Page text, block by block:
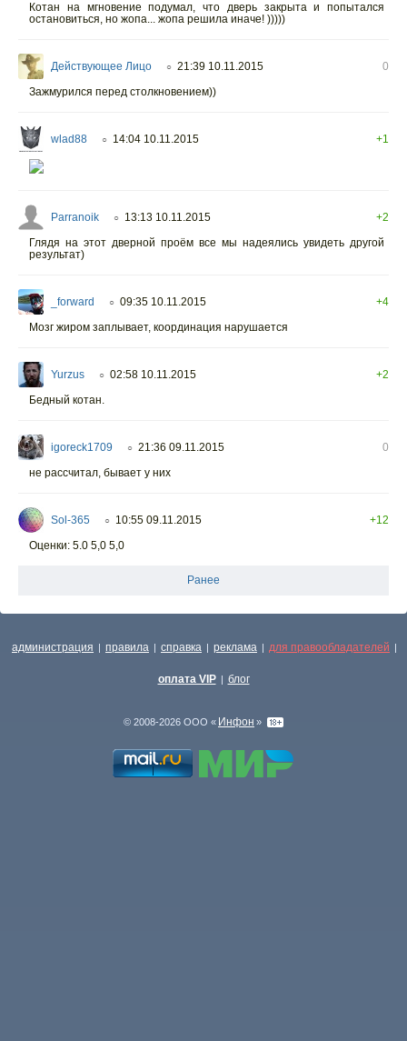
Котан на мгновение подумал, что дверь закрыта и попытался
остановиться, но жопа... жопа решила иначе! )))))
Действующее Лицо ○ 21:39 10.11.2015
0
Зажмурился перед столкновением))
wlad88 ○ 14:04 10.11.2015 +1
Parranoik ○ 13:13 10.11.2015
+2
Глядя на этот дверной проём все мы надеялись увидеть другой
результат)
_forward ○ 09:35 10.11.2015
+4
Мозг жиром заплывает, координация нарушается
Yurzus ○ 02:58 10.11.2015
+2
Бедный котан.
igoreck1709 ○ 21:36 09.11.2015
0
не рассчитал, бывает у них
Sol-365 ○ 10:55 09.11.2015
+12
Оценки: 5.0 5,0 5,0
Ранее
администрация | правила | справка | реклама | для правообладателей |
оплата VIP | блог
© 2008-2026 ООО « Инфон »